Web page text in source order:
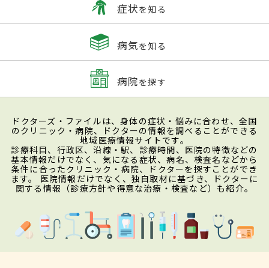
症状を知る
病気を知る
病院を探す
ドクターズ・ファイルは、身体の症状・悩みに合わせ、全国
のクリニック・病院、ドクターの情報を調べることができる
地域医療情報サイトです。
診療科目、行政区、沿線・駅、診療時間、医院の特徴などの
基本情報だけでなく、気になる症状、病名、検査名などから
条件に合ったクリニック・病院、ドクターを探すことができ
ます。 医院情報だけでなく、独自取材に基づき、ドクターに
関する情報（診療方針や得意な治療・検査など）も紹介。